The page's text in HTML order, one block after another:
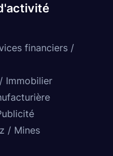
financiers /
Immobilier
/ Mines